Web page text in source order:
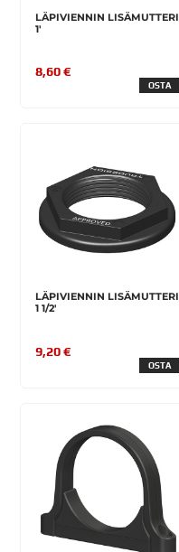
LÄPIVIENNIN LISÄMUTTERI
1'
8,60 €
OSTA
LÄPIVIENNIN LISÄMUTTERI
1 1/2'
9,20 €
OSTA